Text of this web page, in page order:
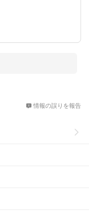
情報の誤りを報告